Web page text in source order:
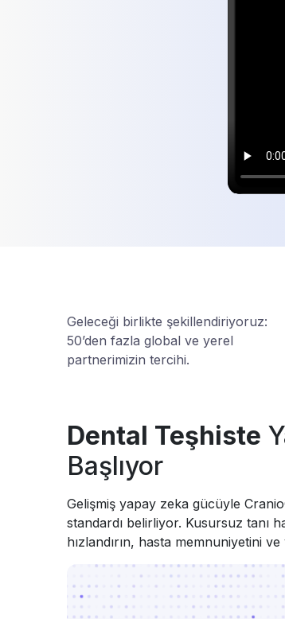
Geleceği birlikte şekillendiriyoruz:
50’den fazla global ve yerel
partnerimizin tercihi.
Dental Teşhiste
Başlıyor
Gelişmiş yapay zeka gücüyle
standardı belirliyor. Kusursuz tanı
hızlandırın, hasta memnuniyetini